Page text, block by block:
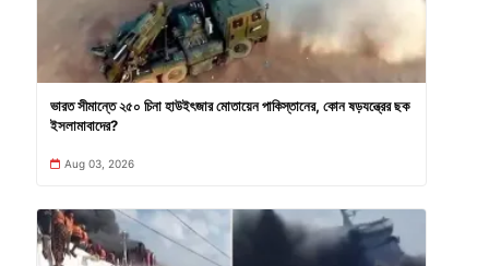
ভারত সীমান্তে ২৫০ চিনা হাউইৎজার মোতায়েন পাকিস্তানের, কোন ষড়যন্ত্রের ছক
ইসলামাবাদের?
Aug 03, 2026